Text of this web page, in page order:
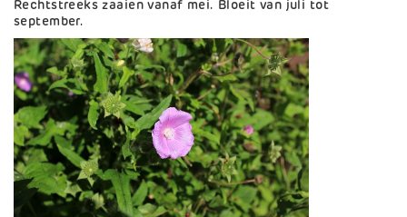
Rechtstreeks zaaien vanaf mei. Bloeit van juli tot
september.